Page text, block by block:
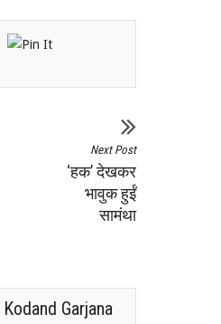
Next Post
‘हक’ देखकर
भावुक हुईं
सामंथा
Kodand Garjana